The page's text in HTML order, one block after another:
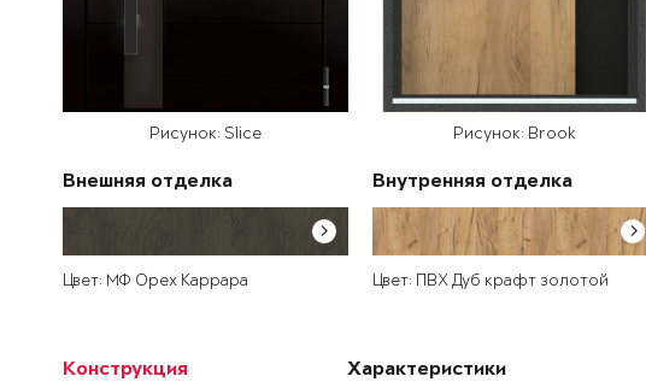
Рисунок: Slice
Внешняя отделка
Цвет: МФ Орех Каррара
Рисунок: Brook
Внутренняя отделка
Цвет: ПВХ Дуб крафт золотой
Конструкция Характеристики